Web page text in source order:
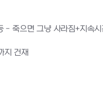
- 죽으면 그냥 사라짐+지속
지 건재